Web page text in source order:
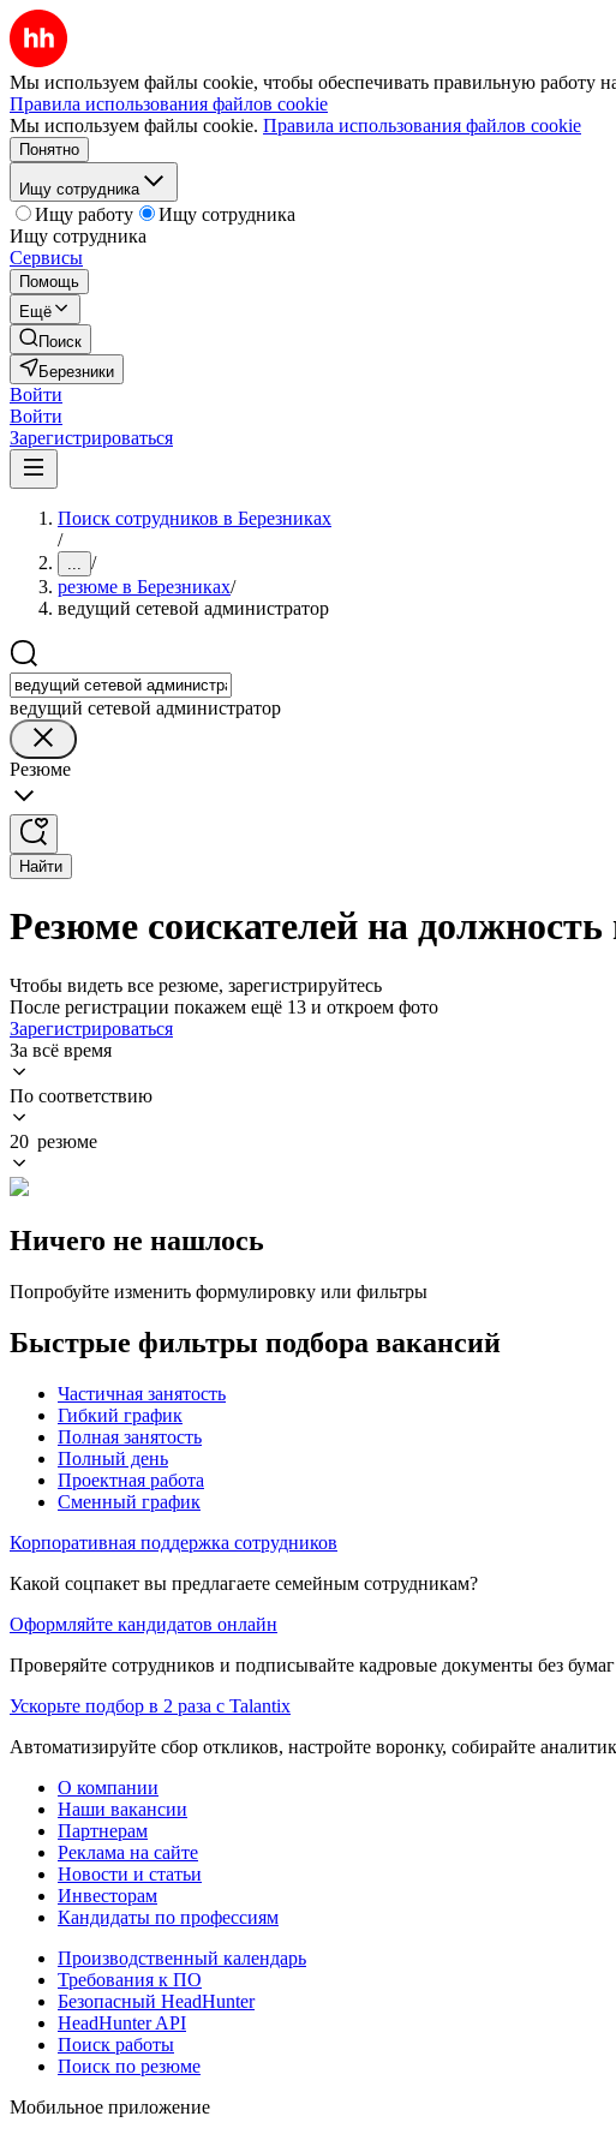
Мы используем файлы cookie, чтобы обеспечивать правильную работу
Правила использования файлов cookie
Мы используем файлы cookie. Правила использования файлов cookie
Понятно
Ищу сотрудника
Ищу работу
Ищу сотрудника
Ищу сотрудника
Сервисы
Помощь
Ещё
Поиск
Березники
Войти
Войти
Зарегистрироваться
Поиск сотрудников в Березниках
/
... /
резюме в Березниках/
ведущий сетевой администратор
ведущий сетевой администратор
Резюме
Найти
Резюме соискателей на
Чтобы видеть все резюме, зарегистрируйтесь
После регистрации покажем ещё 13 и откроем фото
Зарегистрироваться
За всё время
По соответствию
20 резюме
Ничего не нашлось
Попробуйте изменить формулировку или фильтры
Быстрые фильтры подбора вакансий
Частичная занятость
Гибкий график
Полная занятость
Полный день
Проектная работа
Сменный график
Корпоративная поддержка сотрудников
Какой соцпакет вы предлагаете семейным сотрудникам?
Оформляйте кандидатов онлайн
Проверяйте сотрудников и подписывайте кадровые документы без
Ускорьте подбор в 2 раза с Talantix
Автоматизируйте сбор откликов, настройте воронку, собирайте
О компании
Наши вакансии
Партнерам
Реклама на сайте
Новости и статьи
Инвесторам
Кандидаты по профессиям
Производственный календарь
Требования к ПО
Безопасный HeadHunter
HeadHunter API
Поиск работы
Поиск по резюме
Мобильное приложение